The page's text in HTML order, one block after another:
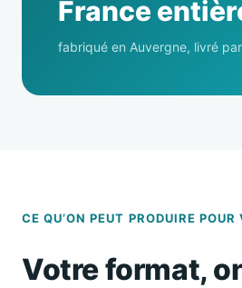
France
fabriqué en Auvergne, livré
CE QU’ON PEUT PRODUIRE POUR
Votre format,